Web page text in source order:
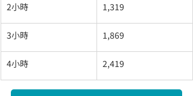
2小時 1,319
3小時 1,869
4小時 2,419